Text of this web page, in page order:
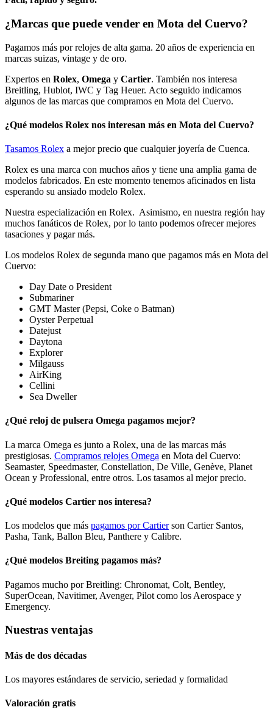
¿Marcas que puede vender en Mota del Cuervo?
Pagamos más por relojes de alta gama. 20 años de experiencia en
marcas suizas, vintage y de oro.
Expertos en Rolex, Omega y Cartier. También nos interesa
Breitling, Hublot, IWC y Tag Heuer. Acto seguido indicamos
algunos de las marcas que compramos en Mota del Cuervo.
¿Qué modelos Rolex nos interesan más en Mota del Cuervo?
Tasamos Rolex a mejor precio que cualquier joyería de Cuenca.
Rolex es una marca con muchos años y tiene una amplia gama de
modelos fabricados. En este momento tenemos aficinados en lista
esperando su ansiado modelo Rolex.
Nuestra especialización en Rolex. Asimismo, en nuestra región hay
muchos fanáticos de Rolex, por lo tanto podemos ofrecer mejores
tasaciones y pagar más.
Los modelos Rolex de segunda mano que pagamos más en Mota del
Cuervo:
Day Date o President
Submariner
GMT Master (Pepsi, Coke o Batman)
Oyster Perpetual
Datejust
Daytona
Explorer
Milgauss
AirKing
Cellini
Sea Dweller
¿Qué reloj de pulsera Omega pagamos mejor?
La marca Omega es junto a Rolex, una de las marcas más
prestigiosas. Compramos relojes Omega en Mota del Cuervo:
Seamaster, Speedmaster, Constellation, De Ville, Genève, Planet
Ocean y Professional, entre otros. Los tasamos al mejor precio.
¿Qué modelos Cartier nos interesa?
Los modelos que más pagamos por Cartierson Cartier Santos,
Pasha, Tank, Ballon Bleu, Panthere y Calibre.
¿Qué modelos Breiting pagamos más?
Pagamos mucho por Breitling: Chronomat, Colt, Bentley,
SuperOcean, Navitimer, Avenger, Pilot como los Aerospace y
Emergency.
Nuestras ventajas
Más de dos décadas
Los mayores estándares de servicio, seriedad y formalidad​
Valoración gratis